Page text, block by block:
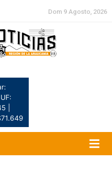
Dom 9 Agosto, 2026
|